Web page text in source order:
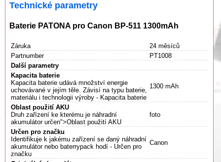
Technické parametry
Baterie PATONA pro Canon BP-511 1300mAh
Záruka
24 měsíců
Partnumber
PT1008
Další parametry
Kapacita baterie
Kapacita baterie udává množství energie
uchovávané v jejím těle. Závisí na typu baterie,
materiálu i technologii výroby - Kapacita baterie
1300 mAh
Oblast použití AKU
Druh zařízení ke kterému je náhradní
akumulátor určen">Oblast použití AKU
foto
Určen pro značku
Identifikuje k jakému zařízení se daný náhradní
akumulátor nebo baterrypack hodí - Určen pro
značku
Canon